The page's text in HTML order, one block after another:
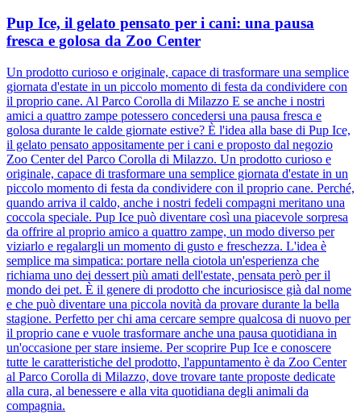
Pup Ice, il gelato pensato per i cani: una pausa
fresca e golosa da Zoo Center
Un prodotto curioso e originale, capace di trasformare una semplice
giornata d'estate in un piccolo momento di festa da condividere con
il proprio cane. Al Parco Corolla di Milazzo E se anche i nostri
amici a quattro zampe potessero concedersi una pausa fresca e
golosa durante le calde giornate estive? È l'idea alla base di Pup Ice,
il gelato pensato appositamente per i cani e proposto dal negozio
Zoo Center del Parco Corolla di Milazzo. Un prodotto curioso e
originale, capace di trasformare una semplice giornata d'estate in un
piccolo momento di festa da condividere con il proprio cane. Perché,
quando arriva il caldo, anche i nostri fedeli compagni meritano una
coccola speciale. Pup Ice può diventare così una piacevole sorpresa
da offrire al proprio amico a quattro zampe, un modo diverso per
viziarlo e regalargli un momento di gusto e freschezza. L'idea è
semplice ma simpatica: portare nella ciotola un'esperienza che
richiama uno dei dessert più amati dell'estate, pensata però per il
mondo dei pet. È il genere di prodotto che incuriosisce già dal nome
e che può diventare una piccola novità da provare durante la bella
stagione. Perfetto per chi ama cercare sempre qualcosa di nuovo per
il proprio cane e vuole trasformare anche una pausa quotidiana in
un'occasione per stare insieme. Per scoprire Pup Ice e conoscere
tutte le caratteristiche del prodotto, l'appuntamento è da Zoo Center
al Parco Corolla di Milazzo, dove trovare tante proposte dedicate
alla cura, al benessere e alla vita quotidiana degli animali da
compagnia.